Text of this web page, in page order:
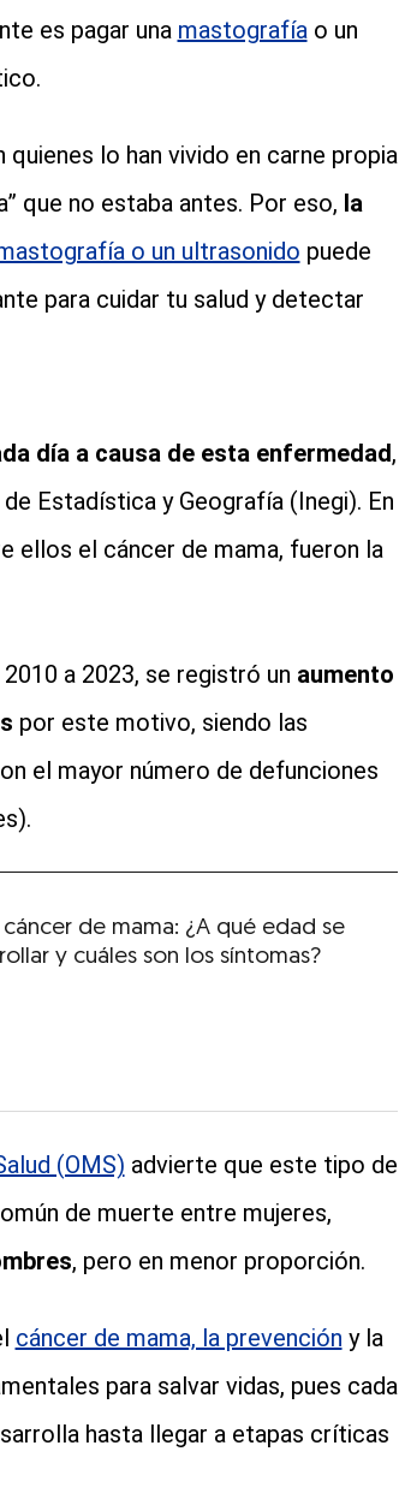
es pagar una mastografíao un
lo han vivido en carne propia
que no estaba antes. Por eso, la
o un ultrasonido puede
para cuidar tu salud y detectar
día a causa de esta enfermedad,
Estadística y Geografía (Inegi). En
ellos el cáncer de mama, fueron la
a 2023, se registró un aumento
por este motivo, siendo las
el mayor número de defunciones
de mama: ¿A qué edad se
y cuáles son los síntomas?
(OMS) advierte que este tipo de
de muerte entre mujeres,
, pero en menor proporción.
cáncer de mama, la prevención y la
para salvar vidas, pues cada
hasta llegar a etapas críticas